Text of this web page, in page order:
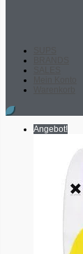
Angebot!